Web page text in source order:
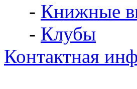
- Книжные
- Клубы
Контактная